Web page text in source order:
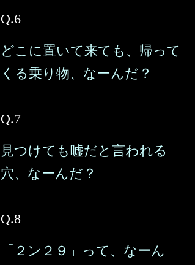
Q.6
どこに置いて来ても、帰って
くる乗り物、なーんだ？
Q.7
見つけても嘘だと言われる
穴、なーんだ？
Q.8
「２ン２９」って、なーん